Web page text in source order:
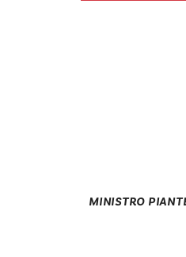
MINISTRO